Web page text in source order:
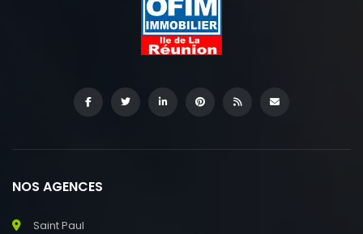
NOS AGENCES
Saint Paul